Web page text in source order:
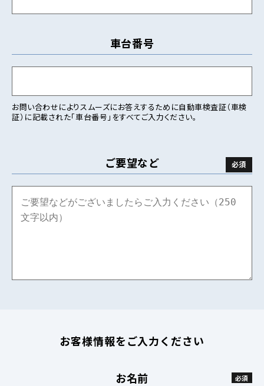
車台番号
お問い合わせによりスムーズにお答えするために自動車検査証（車検
証）に記載された「車台番号」をすべてご入力ください。
ご要望など
お客様情報をご入力ください
お名前